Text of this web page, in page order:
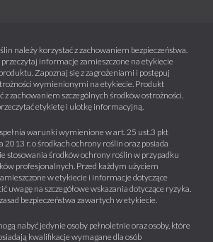
należy korzystać z zachowaniem bezpieczeństwa.
informacje zamieszczone na etykiecie
Zapoznaj się z zagrożeniami i postępuj
wymienionymi na etykiecie. Produkt
z zachowaniem szczególnych środków ostrożności.
etykietę i ulotkę informacyjną.
warunki wymienione w art. 25 ust.3 pkt
2013 r. o środkach ochrony roślin oraz posiada
stosowania środków ochrony roślin w przypadku
profesjonalnych. Przed każdym użyciem
w etykiecie i informacje dotyczące
uwagę na szczegółowe wskazania dotyczące ryzyka.
bezpieczeństwa zawartych w etykiecie.
nabyć jedynie osoby pełnoletnie oraz osoby, które
kwalifikacje wymagane dla osób